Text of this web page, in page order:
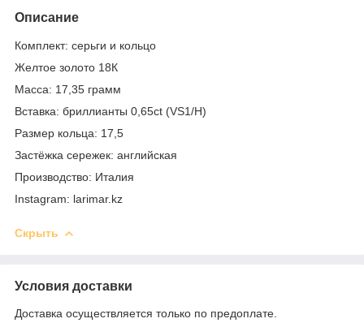
Описание
Комплект: серьги и кольцо
Желтое золото 18К
Масса: 17,35 грамм
Вставка: бриллианты 0,65ct (VS1/H)
Размер кольца: 17,5
Застёжка сережек: английская
Производство: Италия
Instagram: larimar.kz
Скрыть
Условия доставки
Доставка осуществляется только по предоплате.